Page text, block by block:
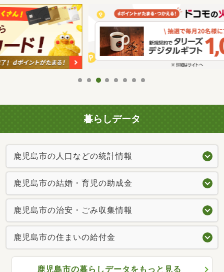
暮らしデータ
鹿児島市の人口などの統計情報
鹿児島市の結婚・育児の助成金
鹿児島市の治安・ごみ収集情報
鹿児島市の住まいの給付金
鹿児島市の暮らしデータをもっと見る